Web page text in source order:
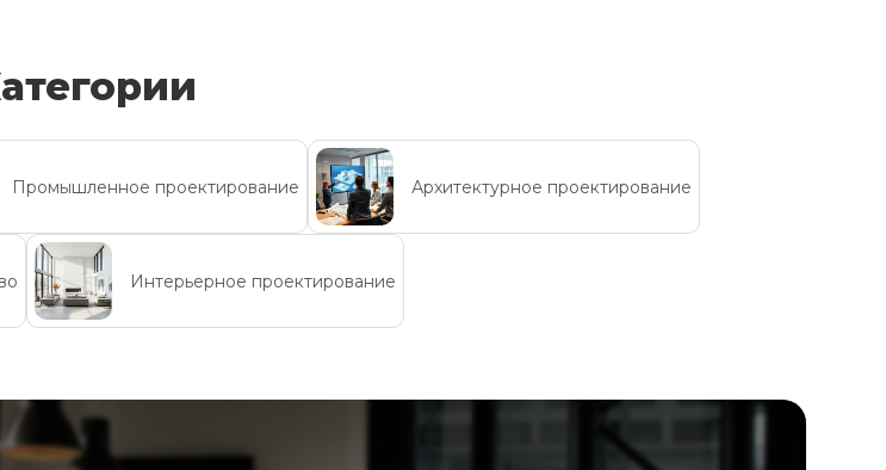
Промышленное проектирование Архитектурное проектирование
Интерьерное проектирование